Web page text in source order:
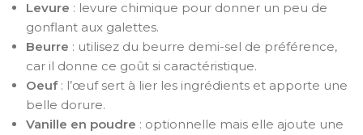
Levure : levure chimique pour donner un peu de
gonflant aux galettes.
Beurre : utilisez du beurre demi-sel de préférence,
car il donne ce goût si caractéristique.
Oeuf: l’œuf sert à lier les ingrédients et apporte une
belle dorure.
Vanille en poudre : optionnelle mais elle ajoute une